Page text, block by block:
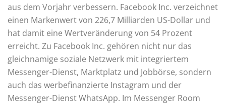
aus dem Vorjahr verbessern. Facebook Inc. verzeichnet
einen Markenwert von 226,7 Milliarden US-Dollar und
hat damit eine Wertveränderung von 54 Prozent
erreicht. Zu Facebook Inc. gehören nicht nur das
gleichnamige soziale Netzwerk mit integriertem
Messenger-Dienst, Marktplatz und Jobbörse, sondern
auch das werbefinanzierte Instagram und der
Messenger-Dienst WhatsApp. Im Messenger Room